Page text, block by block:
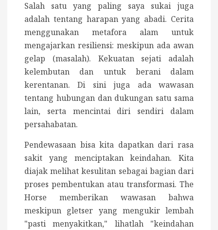
Salah satu yang paling saya sukai juga
adalah tentang harapan yang abadi. Cerita
menggunakan metafora alam untuk
mengajarkan resiliensi: meskipun ada awan
gelap (masalah). Kekuatan sejati adalah
kelembutan dan untuk berani dalam
kerentanan. Di sini juga ada wawasan
tentang hubungan dan dukungan satu sama
lain, serta mencintai diri sendiri dalam
persahabatan.
Pendewasaan bisa kita dapatkan dari rasa
sakit yang menciptakan keindahan. Kita
diajak melihat kesulitan sebagai bagian dari
proses pembentukan atau transformasi. The
Horse memberikan wawasan bahwa
meskipun gletser yang mengukir lembah
"pasti menyakitkan," lihatlah "keindahan